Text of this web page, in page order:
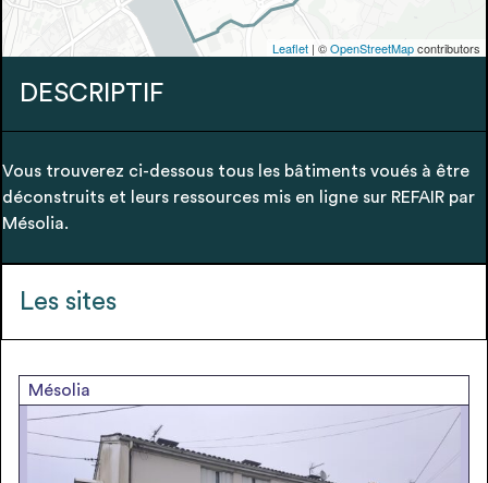
stratégies de récupérations
envisageables
voirFAQ
Leaflet | ©OpenStreetMapcontributors
DESCRIPTIF
Vous trouverez ci-dessous tous les bâtiments voués à être
déconstruits et leurs ressources mis en ligne sur REFAIR par
Mésolia.
Les sites
Mésolia